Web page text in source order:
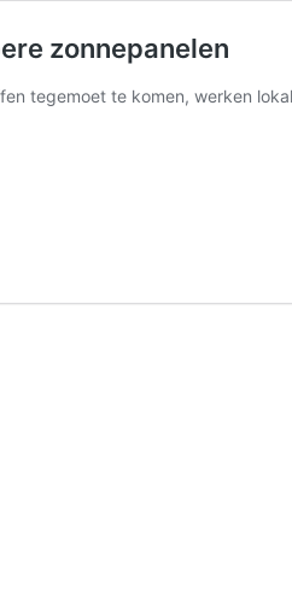
zonnepanelen
tegemoet te komen, werken